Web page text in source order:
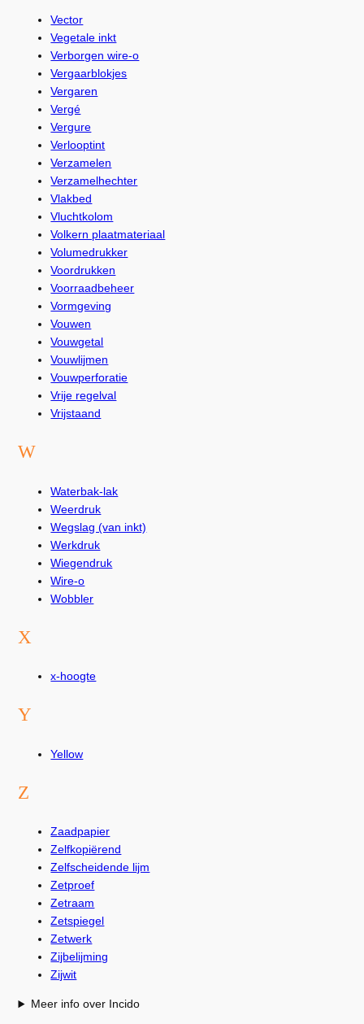
Vector
Vegetale inkt
Verborgen wire-o
Vergaarblokjes
Vergaren
Vergé
Vergure
Verlooptint
Verzamelen
Verzamelhechter
Vlakbed
Vluchtkolom
Volkern plaatmateriaal
Volumedrukker
Voordrukken
Voorraadbeheer
Vormgeving
Vouwen
Vouwgetal
Vouwlijmen
Vouwperforatie
Vrije regelval
Vrijstaand
W
Waterbak-lak
Weerdruk
Wegslag (van inkt)
Werkdruk
Wiegendruk
Wire-o
Wobbler
X
x-hoogte
Y
Yellow
Z
Zaadpapier
Zelfkopiërend
Zelfscheidende lijm
Zetproef
Zetraam
Zetspiegel
Zetwerk
Zijbelijming
Zijwit
Meer info over Incido